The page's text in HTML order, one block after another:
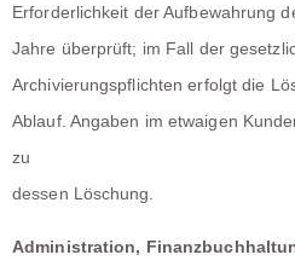
Erforderlichkeit der Aufbewahrung
Jahre überprüft; im Fall der
Archivierungspflichten erfolgt die
Ablauf. Angaben im etwaigen
zu
dessen Löschung.
Administration,